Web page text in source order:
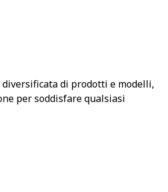
di prodotti e modelli,
per soddisfare qualsiasi